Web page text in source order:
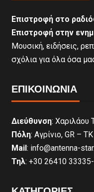
Επιστροφή στο
Επιστροφή στην
Μουσική, ειδήσεις,
σχόλια για όλα όσα
ΕΠΙΚΟΙΝΩΝΊΑ
Διεύθυνση: Χαριλάου
Πόλη: Αγρίνιο, GR –
Mail: info@antenna-
Τηλ: +30 26410